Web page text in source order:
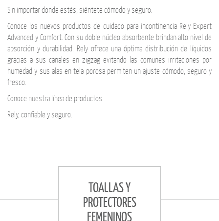
Sin importar donde estés, siéntete cómodo y seguro.
Conoce los nuevos productos de cuidado para incontinencia Rely Expert
Advanced y Comfort. Con su doble núcleo absorbente brindan alto nivel de
absorción y durabilidad. Rely ofrece una óptima distribución de líquidos
gracias a sus canales en zigzag evitando las comunes irritaciones por
humedad y sus alas en tela porosa permiten un ajuste cómodo, seguro y
fresco.
Conoce nuestra línea de productos.
Rely, confiable y seguro.
TOALLAS Y
PROTECTORES
FEMENINOS